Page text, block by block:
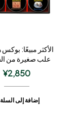
النوع 2
¥2,850
إضافة إلى السلة